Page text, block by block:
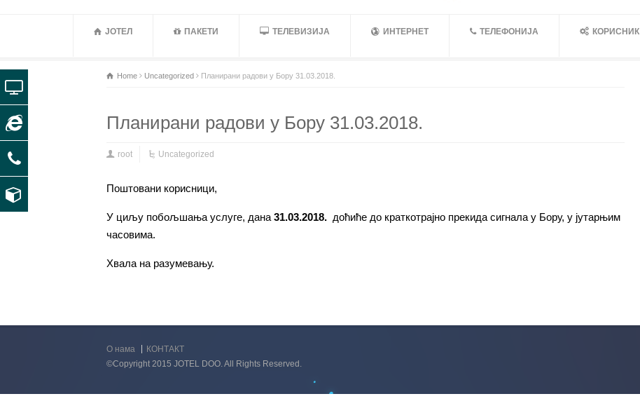
ЈОТЕЛ ПАКЕТИ ТЕЛЕВИЗИЈА ИНТЕРНЕТ ТЕЛЕФОНИЈА КОРИСНИК
Home Uncategorized Планирани радови у Бору 31.03.2018.
Планирани радови у Бору 31.03.2018.
root Uncategorized
Поштовани корисници,
У циљу побољшања услуге, дана 31.03.2018. доћиће до краткотрајно прекида сигнала у Бору, у јутарњим
часовима.
Хвала на разумевању.
О нама
КОНТАКТ
©Copyright 2015 JOTEL DOO. All Rights Reserved.